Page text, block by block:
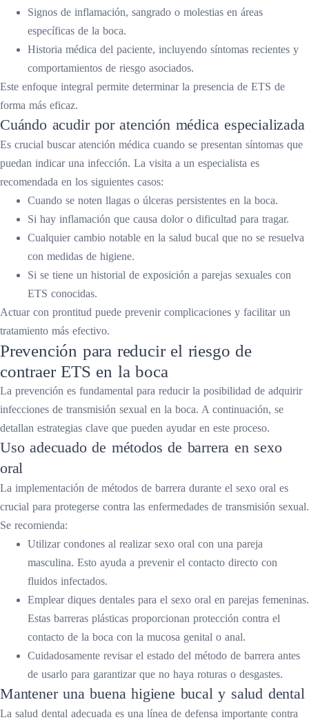
Signos de inflamación, sangrado o molestias en áreas
específicas de la boca.
Historia médica del paciente, incluyendo síntomas recientes y
comportamientos de riesgo asociados.
Este enfoque integral permite determinar la presencia de ETS de
forma más eficaz.
Cuándo acudir por atención médica especializada
Es crucial buscar atención médica cuando se presentan síntomas que
puedan indicar una infección. La visita a un especialista es
recomendada en los siguientes casos:
Cuando se noten llagas o úlceras persistentes en la boca.
Si hay inflamación que causa dolor o dificultad para tragar.
Cualquier cambio notable en la salud bucal que no se resuelva
con medidas de higiene.
Si se tiene un historial de exposición a parejas sexuales con
ETS conocidas.
Actuar con prontitud puede prevenir complicaciones y facilitar un
tratamiento más efectivo.
Prevención para reducir el riesgo de
contraer ETS en la boca
La prevención es fundamental para reducir la posibilidad de adquirir
infecciones de transmisión sexual en la boca. A continuación, se
detallan estrategias clave que pueden ayudar en este proceso.
Uso adecuado de métodos de barrera en sexo
oral
La implementación de métodos de barrera durante el sexo oral es
crucial para protegerse contra las enfermedades de transmisión sexual.
Se recomienda:
Utilizar condones al realizar sexo oral con una pareja
masculina. Esto ayuda a prevenir el contacto directo con
fluidos infectados.
Emplear diques dentales para el sexo oral en parejas femeninas.
Estas barreras plásticas proporcionan protección contra el
contacto de la boca con la mucosa genital o anal.
Cuidadosamente revisar el estado del método de barrera antes
de usarlo para garantizar que no haya roturas o desgastes.
Mantener una buena higiene bucal y salud dental
La salud dental adecuada es una línea de defensa importante contra